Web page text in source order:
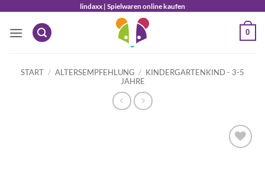
springen
lindaxx | Spielwaren online kaufen
0
START / ALTERSEMPFEHLUNG / KINDERGARTENKIND - 3-5
JAHRE